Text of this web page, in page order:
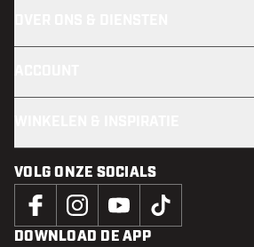
VOLG ONZE SOCIALS
DOWNLOAD DE APP